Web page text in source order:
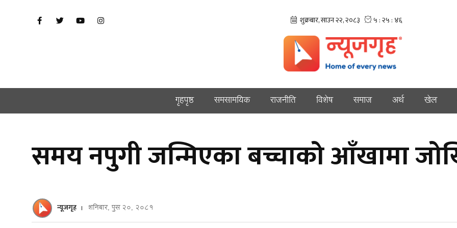
गृहपृष्ठ समसामयिक राजनीति विशेष समाज अर्थ खेल
समय नपुगी जन्मिएका बच्चाको आँखामा
न्यूजगृह शनिबार, पुस २०, २०८१